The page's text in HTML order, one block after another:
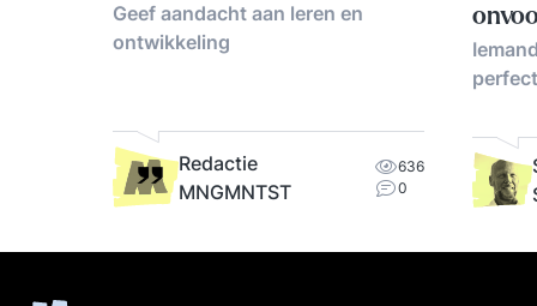
Geef aandacht aan leren en
ontwikkeling
Redactie
MNGMNTST
636
0